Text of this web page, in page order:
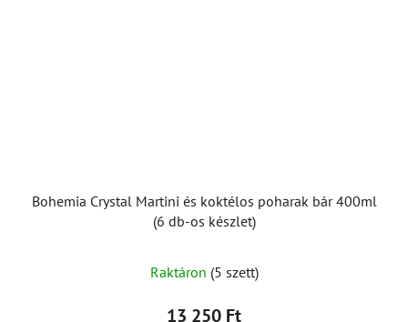
Bohemia Crystal Martini és koktélos poharak bár 400ml
(6 db-os készlet)
Raktáron (5 szett)
13 250 Ft